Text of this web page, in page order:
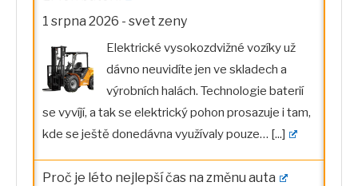
1 srpna 2026 - svet zeny
Elektrické vysokozdvižné vozíky už
dávno neuvidíte jen ve skladech a
výrobních halách. Technologie baterií
se vyvíjí, a tak se elektrický pohon prosazuje i tam,
kde se ještě donedávna využívaly pouze… [...]
Proč je léto nejlepší čas na změnu auta